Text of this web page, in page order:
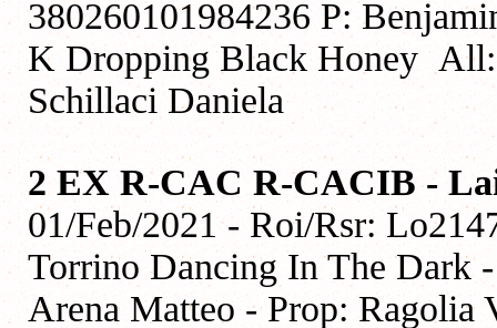
380260101984236 P:
K Dropping Black Honey
Schillaci Daniela
2 EX R-CAC R-CACIB -
01/Feb/2021 - Roi/Rsr:
Torrino Dancing In The
Arena Matteo - Prop: Ragolia